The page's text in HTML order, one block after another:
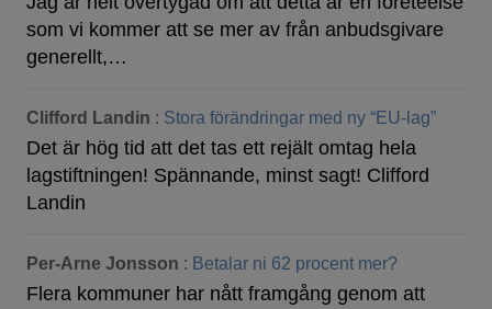
som vi kommer att se mer av från anbudsgivare
generellt,…
Clifford Landin : Stora förändringar med ny “EU-lag”
Det är hög tid att det tas ett rejält omtag hela
lagstiftningen! Spännande, minst sagt! Clifford
Landin
Per-Arne Jonsson : Betalar ni 62 procent mer?
Flera kommuner har nått framgång genom att